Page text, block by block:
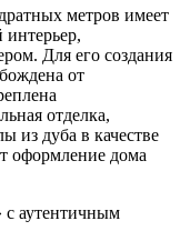
метров имеет
Для его создания
от
отделка,
из дуба в качестве
оформление дома